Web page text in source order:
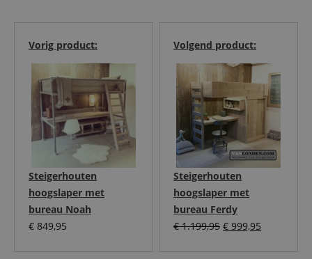
Volgend product:
Steigerhouten
hoogslaper met
bureau Ferdy
€1.199,95 Oorspronkelijke
€ 999,95
Vorig product:
Steigerhouten
hoogslaper met
bureau Noah
€ 849,95